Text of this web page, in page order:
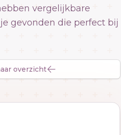
vergelijkbare
gevonden die perfect bij
overzicht